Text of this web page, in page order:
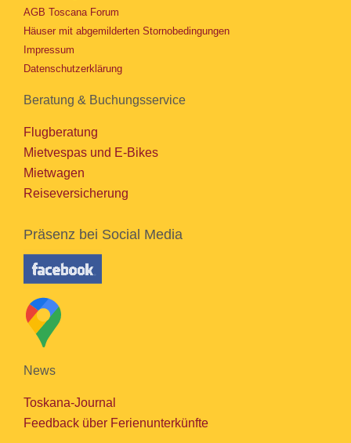
AGB Toscana Forum
Häuser mit abgemilderten Stornobedingungen
Impressum
Datenschutzerklärung
Beratung & Buchungsservice
Flugberatung
Mietvespas und E-Bikes
Mietwagen
Reiseversicherung
Präsenz bei Social Media
News
Toskana-Journal
Feedback über Ferienunterkünfte